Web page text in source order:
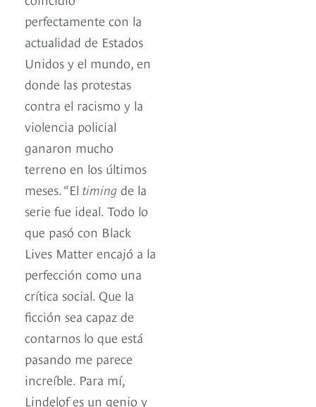
perfectamente con la
actualidad de Estados
Unidos y el mundo, en
donde las protestas
contra el racismo y la
violencia policial
ganaron mucho
terreno en los últimos
meses. “El timing de la
serie fue ideal. Todo lo
que pasó con Black
Lives Matter encajó a la
perfección como una
crítica social. Que la
ficción sea capaz de
contarnos lo que está
pasando me parece
increíble. Para mí,
Lindelof es un genio y